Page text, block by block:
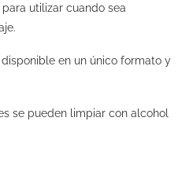
utilizar cuando sea
en un único formato y
se pueden limpiar con alcohol